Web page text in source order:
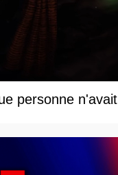
personne n'avait